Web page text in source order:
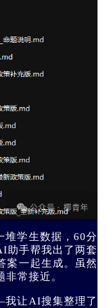
堆学生数据，60分
助手帮我出了两套
案一起生成。虽然
常接近。
让AI搜集整理了